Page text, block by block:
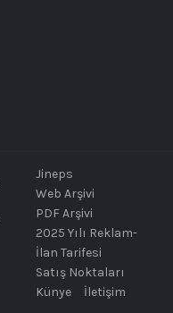
Jineps
Web Arşivi
PDF Arşivi
2025 Yılı Reklam-
İlan Tarifesi
Satış Noktaları
Künye
İletişim